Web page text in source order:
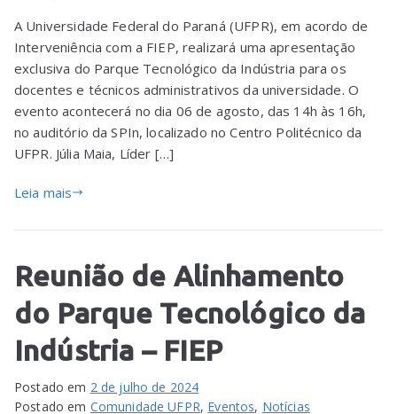
A Universidade Federal do Paraná (UFPR), em acordo de
Interveniência com a FIEP, realizará uma apresentação
exclusiva do Parque Tecnológico da Indústria para os
docentes e técnicos administrativos da universidade. O
evento acontecerá no dia 06 de agosto, das 14h às 16h,
no auditório da SPIn, localizado no Centro Politécnico da
UFPR. Júlia Maia, Líder […]
Leia mais
Reunião de Alinhamento
do Parque Tecnológico da
Indústria – FIEP
Postado em 2 de julho de 2024
Postado em Comunidade UFPR, Eventos, Notícias